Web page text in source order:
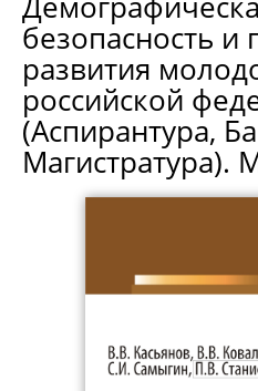
безопасность
развития
российской
(Аспирантура,
Магистратура).